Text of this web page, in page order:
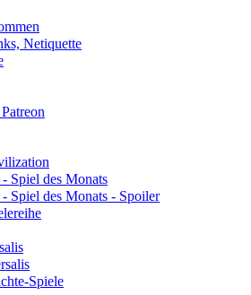
Netiquette
des Monats
des Monats - Spoiler
Spiele